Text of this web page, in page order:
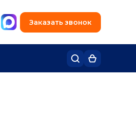
+7 (495) 780-48-49
Заказать звонок